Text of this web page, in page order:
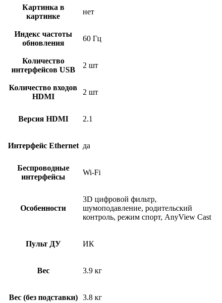
Картинка в
картинке
нет
Индекс частоты
обновления
60 Гц
Количество
интерфейсов USB
2 шт
Количество входов
HDMI
2 шт
Версия HDMI 2.1
Интерфейс Ethernet да
Беспроводные
интерфейсы
Wi-Fi
Особенности
3D цифровой фильтр,
шумоподавление, родительский
контроль, режим спорт, AnyView Cast
Пульт ДУ ИК
Вес 3.9 кг
Вес (без подставки) 3.8 кг